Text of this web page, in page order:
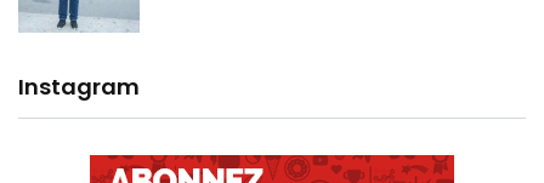
Instagram